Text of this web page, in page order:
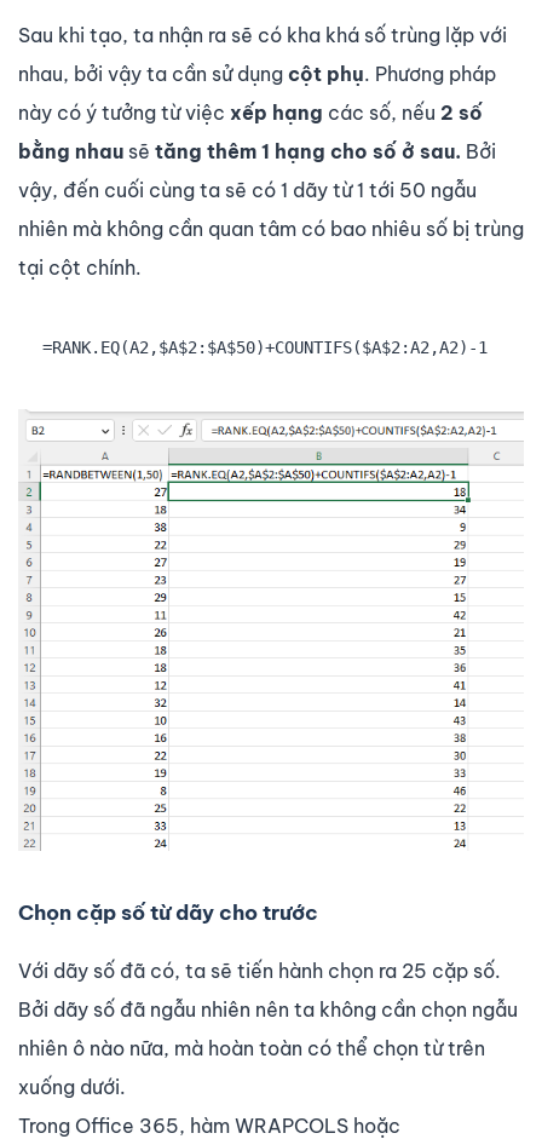
Sau khi tạo, ta nhận ra sẽ có kha khá số trùng lặp với
nhau, bởi vậy ta cần sử dụng cột phụ. Phương pháp
này có ý tưởng từ việc xếp hạng các số, nếu 2 số
bằng nhau sẽ tăng thêm 1 hạng cho số ở sau. Bởi
vậy, đến cuối cùng ta sẽ có 1 dãy từ 1 tới 50 ngẫu
nhiên mà không cần quan tâm có bao nhiêu số bị trùng
tại cột chính.
=RANK.EQ(A2,$A$2:$A$50)+COUNTIFS($A$2:A2,A2)-1
Chọn cặp số từ dãy cho trước
Với dãy số đã có, ta sẽ tiến hành chọn ra 25 cặp số.
Bởi dãy số đã ngẫu nhiên nên ta không cần chọn ngẫu
nhiên ô nào nữa, mà hoàn toàn có thể chọn từ trên
xuống dưới.
Trong Office 365, hàm WRAPCOLS hoặc